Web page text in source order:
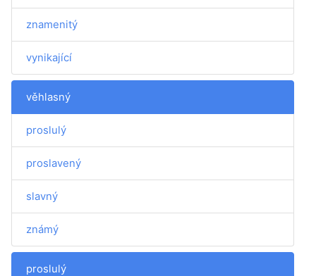
znamenitý
vynikající
věhlasný
proslulý
proslavený
slavný
známý
proslulý